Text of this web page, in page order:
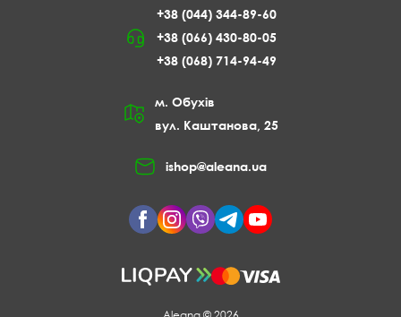
+38 (044) 344-89-60
+38 (066) 430-80-05
+38 (068) 714-94-49
м. Обухів
вул. Каштанова, 25
ishop@aleana.ua